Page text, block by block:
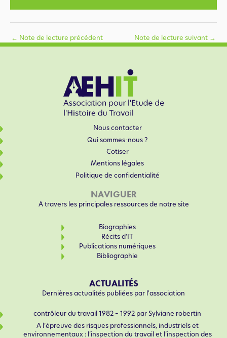
← Note de lecture précédent Note de lecture suivant →
Nous contacter
Qui sommes-nous ?
Cotiser
Mentions légales
Politique de confidentialité
NAVIGUER
A travers les principales ressources de notre site
Biographies
Récits d’IT
Publications numériques
Bibliographie
ACTUALITÉS
Dernières actualités publiées par l'association
contrôleur du travail 1982 – 1992 par Sylviane robertin
A l’épreuve des risques professionnels, industriels et
environnementaux : l’inspection du travail et l’inspection des